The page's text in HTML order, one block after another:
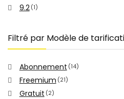
9.2 (1)
Filtré par Modèle de
Abonnement (14)
Freemium (21)
Gratuit (2)